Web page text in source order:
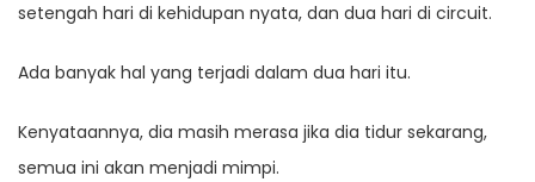
setengah hari di kehidupan nyata, dan dua hari di circuit.
Ada banyak hal yang terjadi dalam dua hari itu.
Kenyataannya, dia masih merasa jika dia tidur sekarang,
semua ini akan menjadi mimpi.